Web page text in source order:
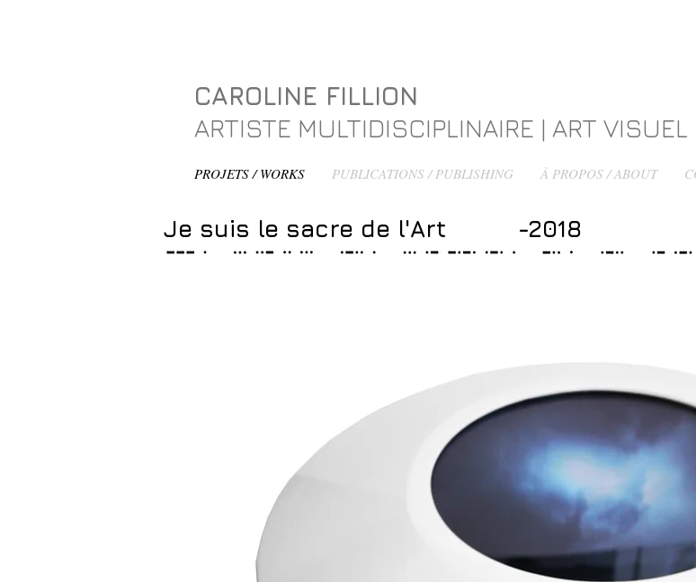
CAROLINE FILLION
ARTISTE MULTIDISCIPLINAIRE | ART VISUEL
PROJETS / WORKS PUBLICATIONS / PUBLISHING À PROPOS / ABOUT
Je suis le sacre de l'Art -2018